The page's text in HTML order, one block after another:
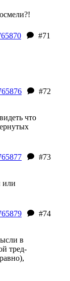
#71
#72
что
#73
или
#74
в
тред-